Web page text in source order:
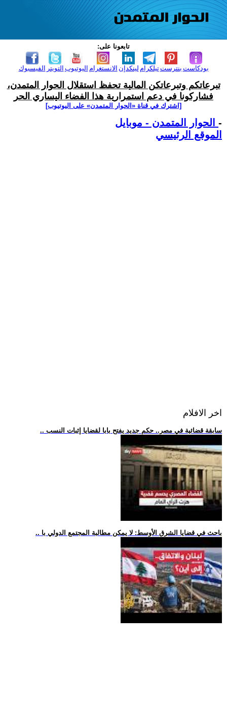
تابعونا على:
الفيسبوك التويتر اليوتيوب الانستغرام لينكدإن تيلكرامبنترست بودكاست
تبرعاتكم وتبرعاتكن المالية تحفظ استقلال الحوار المتمدن،
فشاركونا في دعم استمرارية هذا الفضاء اليساري الحر
[اشترك في قناة ‫«الحوار المتمدن» على اليوتيوب]
-
الموقع الرئيسي
اخر الافلام
.. سابقة قضائية في مصر.. حكم جديد يفتح بابا لقضايا إثبات النسب
.. باحث في قضايا الشرق الأوسط: لا يمكن مطالبة المجتمع الدولي با